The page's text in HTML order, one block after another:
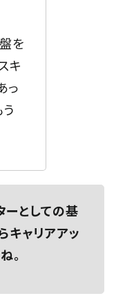
を
キ
っ
ーとしての基
キャリアアッ
。